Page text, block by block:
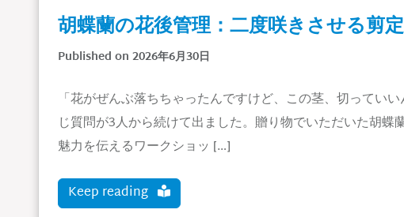
胡蝶蘭の花後管理：二度咲きさせる剪
Published on 2026年6月30日
「花がぜんぶ落ちちゃったんですけど、この茎、切ってい
じ質問が3人から続けて出ました。贈り物でいただいた胡
魅力を伝えるワークショッ […]
Keep reading